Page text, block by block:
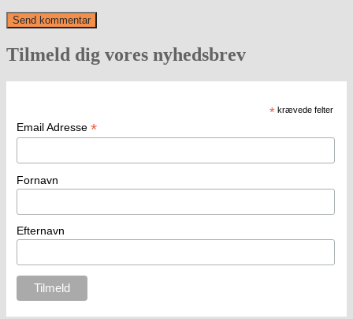
Tilmeld dig vores nyhedsbrev
* krævede felter
Email Adresse *
Fornavn
Efternavn